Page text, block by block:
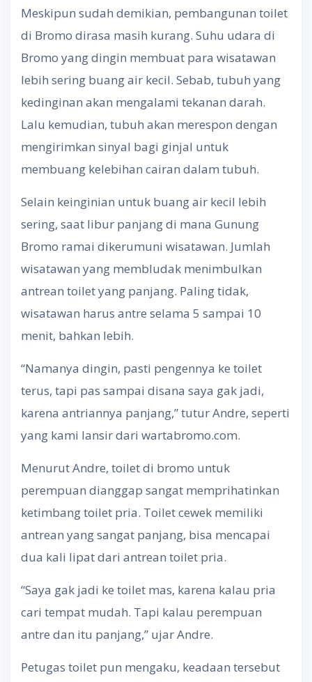
Meskipun sudah demikian, pembangunan toilet
di Bromo dirasa masih kurang. Suhu udara di
Bromo yang dingin membuat para wisatawan
lebih sering buang air kecil. Sebab, tubuh yang
kedinginan akan mengalami tekanan darah.
Lalu kemudian, tubuh akan merespon dengan
mengirimkan sinyal bagi ginjal untuk
membuang kelebihan cairan dalam tubuh.
Selain keinginian untuk buang air kecil lebih
sering, saat libur panjang di mana Gunung
Bromo ramai dikerumuni wisatawan. Jumlah
wisatawan yang membludak menimbulkan
antrean toilet yang panjang. Paling tidak,
wisatawan harus antre selama 5 sampai 10
menit, bahkan lebih.
“Namanya dingin, pasti pengennya ke toilet
terus, tapi pas sampai disana saya gak jadi,
karena antriannya panjang,” tutur Andre, seperti
yang kami lansir dari wartabromo.com.
Menurut Andre, toilet di bromo untuk
perempuan dianggap sangat memprihatinkan
ketimbang toilet pria. Toilet cewek memiliki
antrean yang sangat panjang, bisa mencapai
dua kali lipat dari antrean toilet pria.
“Saya gak jadi ke toilet mas, karena kalau pria
cari tempat mudah. Tapi kalau perempuan
antre dan itu panjang,” ujar Andre.
Petugas toilet pun mengaku, keadaan tersebut